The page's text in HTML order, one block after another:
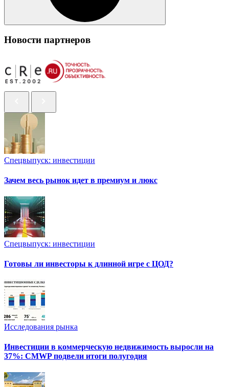
Новости партнеров
Спецвыпуск: инвестиции
Зачем весь рынок идет в премиум и люкс
Спецвыпуск: инвестиции
Готовы ли инвесторы к длинной игре с ЦОД?
Исследования рынка
Инвестиции в коммерческую недвижимость выросли на
37%: CMWP подвели итоги полугодия